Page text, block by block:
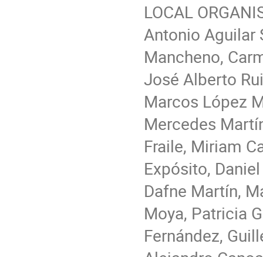
LOCAL
Antonio Aguilar
Mancheno,
José Alberto
Marcos López
Mercedes
Fraile, Miriam
Expósito,
Dafne Martín,
Moya, Patricia
Fernández,